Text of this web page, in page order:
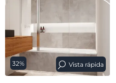
32% Vista rápida